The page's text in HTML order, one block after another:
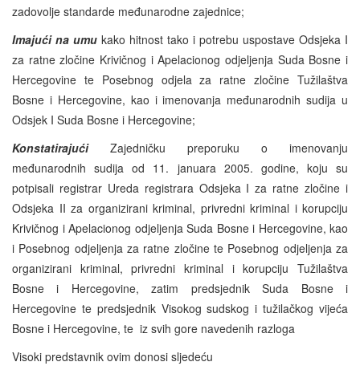
zadovolje standarde međunarodne zajednice;
Imajući na umu kako hitnost tako i potrebu uspostave Odsjeka I
za ratne zločine Krivičnog i Apelacionog odjeljenja Suda Bosne i
Hercegovine te Posebnog odjela za ratne zločine Tužilaštva
Bosne i Hercegovine, kao i imenovanja međunarodnih sudija u
Odsjek I Suda Bosne i Hercegovine;
KonstatirajućiZajedničku preporuku o imenovanju
međunarodnih sudija od 11. januara 2005. godine, koju su
potpisali registrar Ureda registrara Odsjeka I za ratne zločine i
Odsjeka II za organizirani kriminal, privredni kriminal i korupciju
Krivičnog i Apelacionog odjeljenja Suda Bosne i Hercegovine, kao
i Posebnog odjeljenja za ratne zločine te Posebnog odjeljenja za
organizirani kriminal, privredni kriminal i korupciju Tužilaštva
Bosne i Hercegovine, zatim predsjednik Suda Bosne i
Hercegovine te predsjednik Visokog sudskog i tužilačkog vijeća
Bosne i Hercegovine, te iz svih gore navedenih razloga
Visoki predstavnik ovim donosi sljedeću